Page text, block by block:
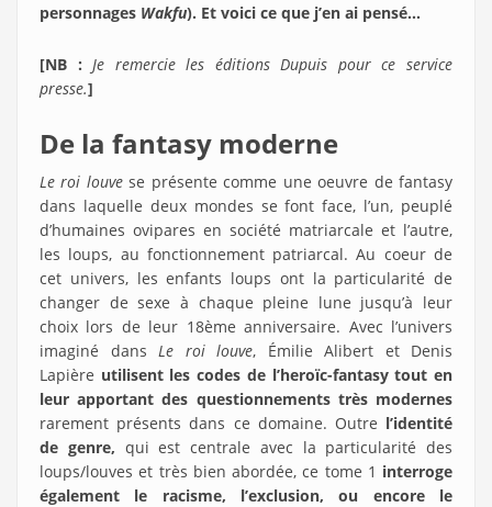
personnages Wakfu). Et voici ce que j’en ai pensé…
[NB : Je remercie les éditions Dupuis pour ce service
presse.]
De la fantasy moderne
Le roi louvese présente comme une oeuvre de fantasy
dans laquelle deux mondes se font face, l’un, peuplé
d’humaines ovipares en société matriarcale et l’autre,
les loups, au fonctionnement patriarcal. Au coeur de
cet univers, les enfants loups ont la particularité de
changer de sexe à chaque pleine lune jusqu’à leur
choix lors de leur 18ème anniversaire. Avec l’univers
imaginé dans Le roi louve, Émilie Alibert et Denis
Lapière utilisent les codes de l’heroïc-fantasy tout en
leur apportant des questionnements très modernes
rarement présents dans ce domaine. Outre l’identité
de genre, qui est centrale avec la particularité des
loups/louves et très bien abordée, ce tome 1 interroge
également le racisme, l’exclusion, ou encore le